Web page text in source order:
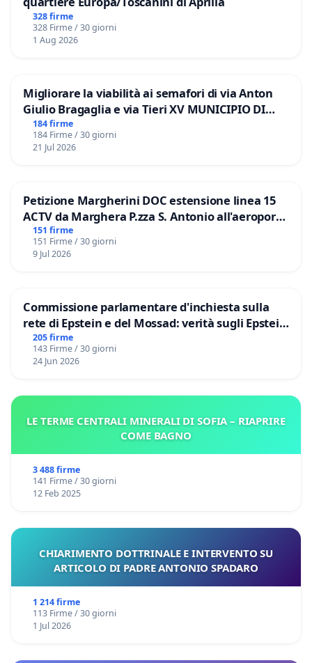
328 firme
328 Firme / 30 giorni
1 Aug 2026
Migliorare la viabilità ai semafori di via Anton
Giulio Bragaglia e via Tieri XV MUNICIPIO DI
ROMA
184 firme
184 Firme / 30 giorni
21 Jul 2026
Petizione Margherini DOC estensione linea 15
ACTV da Marghera P.zza S. Antonio all'aeroporto
Marco Polo tariffa a € 1,50
151 firme
151 Firme / 30 giorni
9 Jul 2026
Commissione parlamentare d'inchiesta sulla
rete di Epstein e del Mossad: verità sugli Epstein
Files
205 firme
143 Firme / 30 giorni
24 Jun 2026
LE TERME CENTRALI MINERALI DI SOFIA – RIAPRIRE
COME BAGNO
3 488 firme
141 Firme / 30 giorni
12 Feb 2025
CHIARIMENTO DOTTRINALE E INTERVENTO SU
ARTICOLO DI PADRE ANTONIO SPADARO
1 214 firme
113 Firme / 30 giorni
1 Jul 2026